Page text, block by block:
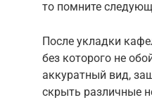
то помните
После укладки
без которого не
аккуратный вид,
скрыть различные